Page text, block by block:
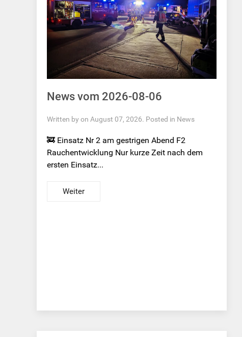
News vom 2026-08-06
Written by on August 07, 2026. Posted in News
🚒 Einsatz Nr 2 am gestrigen Abend F2
Rauchentwicklung Nur kurze Zeit nach dem
ersten Einsatz...
Weiter